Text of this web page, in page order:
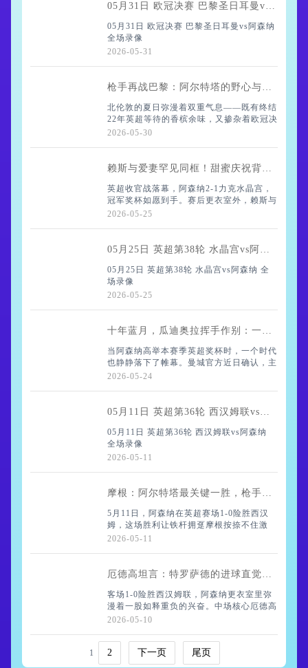
05月31日 欧冠决赛 巴黎圣日耳曼vs阿森纳 全场录像
05月31日 欧冠决赛 巴黎圣日耳曼vs阿森纳
全场录像
2026-05-31
枪手再战巴黎：阿尔特塔的野心与亨利的传承
北伦敦的夏日弥漫着双重气息——既有终结
22年英超等待的香槟余味，又掺杂着欧冠决
赛前的硝烟。当记者试探性地提起"压力释
少帅说
2026-05-30
赖斯与爱妻罕见同框！甜蜜庆祝背后，青梅竹马的爱情比奖杯更动人
英超收官战落幕，阿森纳2-1力克水晶宫，
冠军奖杯如愿到手。赛后更衣室外，赖斯与
家人笑作一团，妻子弗莱尔的身影悄然出现
实际上，弗莱
2026-05-25
05月25日 英超第38轮 水晶宫vs阿森纳 全场录像
05月25日 英超第38轮 水晶宫vs阿森纳 全
场录像
2026-05-25
十年蓝月，瓜迪奥拉挥手作别：一段王朝的谢幕
当阿森纳高举本赛季英超奖杯时，一个时代
也静静落下了帷幕。曼城官方近日确认，主
帅瓜迪奥拉将在今年夏天离任，结束整整十
崭露头
2026-05-24
05月11日 英超第36轮 西汉姆联vs阿森纳 全场录像
05月11日 英超第36轮 西汉姆联vs阿森纳
全场录像
2026-05-11
摩根：阿尔特塔最关键一胜，枪手冠军在望？
5月11日，阿森纳在英超赛场1-0险胜西汉
姆，这场胜利让铁杆拥趸摩根按捺不住激
动，在社媒上写下长篇感慨。他坦言，战术
2026-05-11
厄德高坦言：特罗萨德的进球直觉，总在关键时刻降临
客场1-0险胜西汉姆联，阿森纳更衣室里弥
漫着一股如释重负的兴奋。中场核心厄德高
赛后聊起这场硬仗，眼神里还闪着光。“英
拼下来了，这种感觉，说起来真是痛快。”
2026-05-10
1 2 下一页 尾页